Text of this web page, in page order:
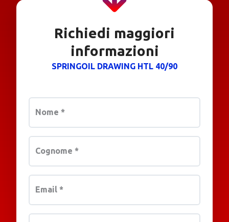
Richiedi maggiori
informazioni
SPRINGOIL DRAWING HTL 40/90
Nome *
Cognome *
Email *